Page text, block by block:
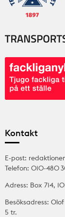
Kontakt
E-post:
Telefon: 010-480
Adress: Box 714,
Besöksadress:
5 tr.